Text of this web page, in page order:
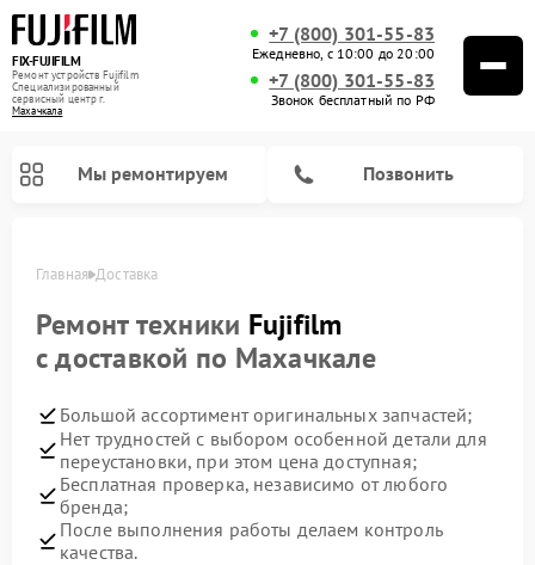
FIX-FUJIFILM
Ремонт устройств Fujifilm
Специализированный
cервисный центр г.
Махачкала
+7 (800) 301-55-83
Ежедневно, с 10:00 до 20:00
+7 (800) 301-55-83
Звонок бесплатный по РФ
Мы ремонтируем Позвонить
Главная Доставка
Ремонт техники Fujifilm
с доставкой по Махачкале
Большой ассортимент оригинальных запчастей;
Нет трудностей с выбором особенной детали для
переустановки, при этом цена доступная;
Бесплатная проверка, независимо от любого
бренда;
После выполнения работы делаем контроль
качества.